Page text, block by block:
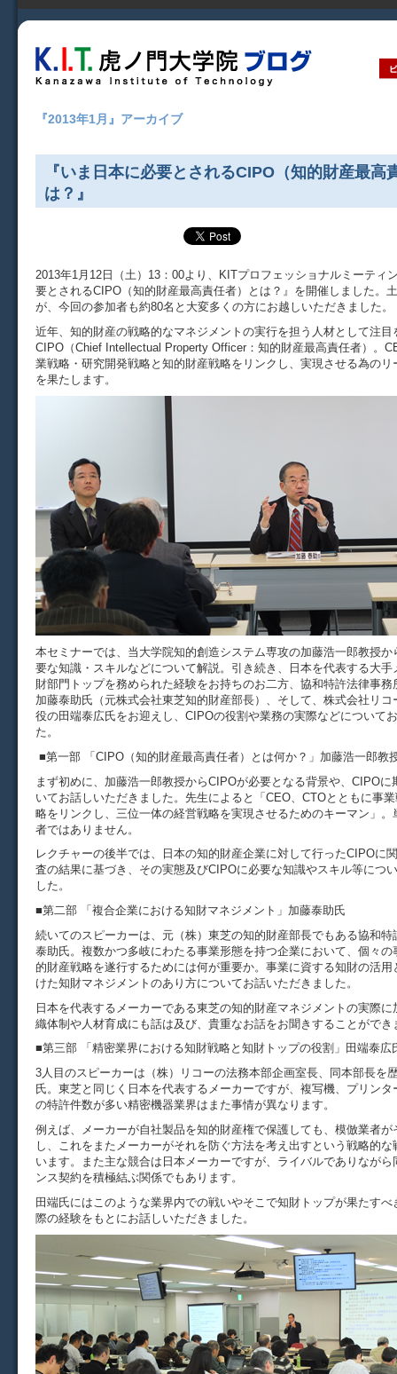
『2013年1月』アーカイブ
『いま日本に必要とされるCIPO（知的財産最高
は？』
2013年1月12日（土）13：00より、KITプロフェッショナルミーティ
要とされるCIPO（知的財産最高責任者）とは？』を開催しました。
が、今回の参加者も約80名と大変多くの方にお越しいただきました。
近年、知的財産の戦略的なマネジメントの実行を担う人材として注目
CIPO（Chief Intellectual Property Officer：知的財産最高責任者）。
業戦略・研究開発戦略と知的財産戦略をリンクし、実現させる為のリ
を果たします。
本セミナーでは、当大学院知的創造システム専攻の加藤浩一郎教授か
要な知識・スキルなどについて解説。引き続き、日本を代表する大手
財部門トップを務められた経験をお持ちのお二方、協和特許法律事
加藤泰助氏（元株式会社東芝知的財産部長）、そして、株式会社リ
役の田端泰広氏をお迎えし、CIPOの役割や業務の実際などについて
た。
■第一部 「CIPO（知的財産最高責任者）とは何か？」加藤浩一郎教
まず初めに、加藤浩一郎教授からCIPOが必要となる背景や、CIPOに
いてお話しいただきました。先生によると「CEO、CTOとともに事
略をリンクし、三位一体の経営戦略を実現させるためのキーマン」。
者ではありません。
レクチャーの後半では、日本の知的財産企業に対して行ったCIPOに
査の結果に基づき、その実態及びCIPOに必要な知識やスキル等につ
した。
■第二部 「複合企業における知財マネジメント」加藤泰助氏
続いてのスピーカーは、元（株）東芝の知的財産部長でもある協和特
泰助氏。複数かつ多岐にわたる事業形態を持つ企業において、個々の
的財産戦略を遂行するためには何が重要か。事業に資する知財の活
けた知財マネジメントのあり方についてお話いただきました。
日本を代表するメーカーである東芝の知的財産マネジメントの実際
織体制や人材育成にも話は及び、貴重なお話をお聞きすることができ
■第三部 「精密業界における知財戦略と知財トップの役割」田端泰広
3人目のスピーカーは（株）リコーの法務本部企画室長、同本部長を
氏。東芝と同じく日本を代表するメーカーですが、複写機、プリンタ
の特許件数が多い精密機器業界はまた事情が異なります。
例えば、メーカーが自社製品を知的財産権で保護しても、模倣業者が
し、これをまたメーカーがそれを防ぐ方法を考え出すという戦略的
います。また主な競合は日本メーカーですが、ライバルでありなが
ンス契約を積極結ぶ関係でもあります。
田端氏にはこのような業界内での戦いやそこで知財トップが果たす
際の経験をもとにお話しいただきました。